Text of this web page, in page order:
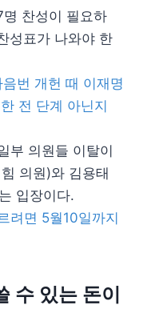
찬성이 필요하
성표가 나와야 한
음번 개헌 때 이재명
전 단계 아닌지
부 의원들 이탈이
의원)와 김용태
입장이다.
려면 5월10일까지
수 있는 돈이